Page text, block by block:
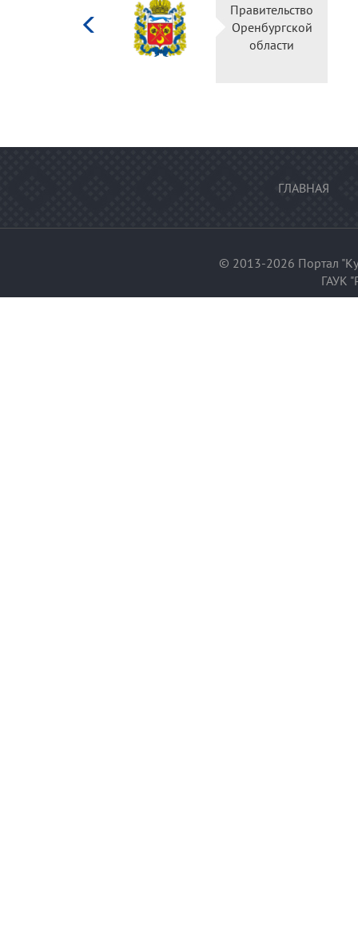
Правительство
Оренбургской
области
ГЛАВНАЯ
© 2013-2026 Портал
ГАУК